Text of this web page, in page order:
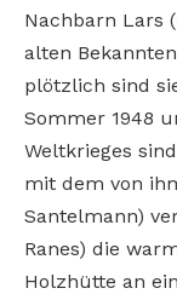
Nachbarn Lars
alten
plötzlich sind
Sommer 1948
Weltkrieges
mit dem von
Santelmann)
Ranes) die
Holzhütte an